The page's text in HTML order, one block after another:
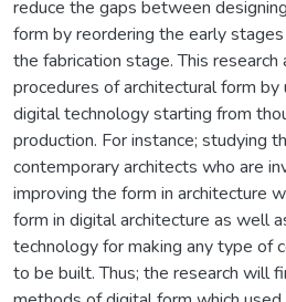
reduce the gaps between
form by reordering the early
the fabrication stage. This
procedures of architectural form
digital technology starting from
production. For instance; studying
contemporary architects who are
improving the form in architecture
form in digital architecture as well
technology for making any type of
to be built. Thus; the research will